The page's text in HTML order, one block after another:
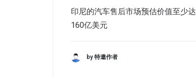
印尼的汽车售后市场预估价值至少达
160亿美元
by 特邀作者